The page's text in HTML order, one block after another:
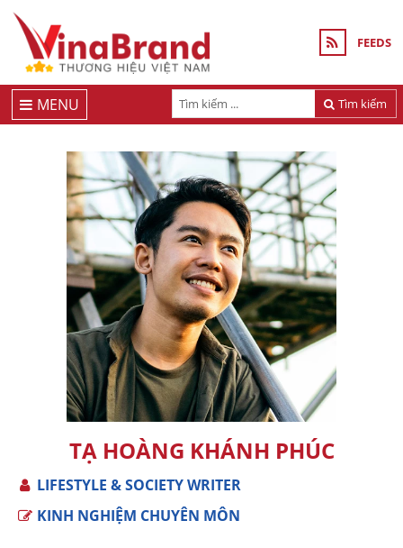
FEEDS
Tìm kiếm
MENU
TẠ HOÀNG KHÁNH PHÚC
LIFESTYLE & SOCIETY WRITER
KINH NGHIỆM CHUYÊN MÔN